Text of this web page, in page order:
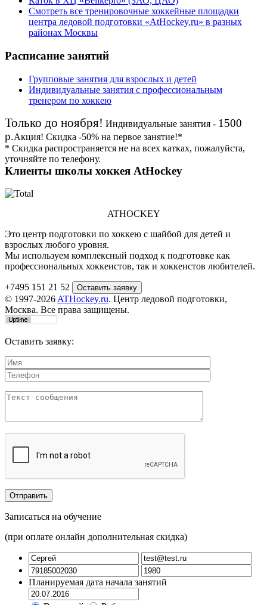
Смотреть все тренировочные хоккейные площадки
центра ледовой подготовки «AtHockey.ru» в разных
районах Москвы
Расписание занятий
Групповые занятия для взрослых и детей
Индивидуальные занятия с профессиональным
тренером по хоккею
Только до ноября! Индивидуальные занятия - 1500
р.Акция! Скидка -50% на первое занятие!*
* Скидка распространяется не на всех катках, пожалуйста,
уточняйте по телефону.
Клиенты школы хоккея AtHockey
ATHOCKEY
Это центр подготовки по хоккею с шайбой для детей и
взрослых любого уровня.
Мы используем комплексный подход к подготовке как
профессиональных хоккеистов, так и хоккеистов любителей.
+7495 151 21 52
© 1997-2026 ATHockey.ru. Центр ледовой подготовки,
Москва. Все права защищены.
Оставить заявку:
Записаться на обучение
(при оплате онлайн дополнительная скидка)
Планируемая дата начала занятий